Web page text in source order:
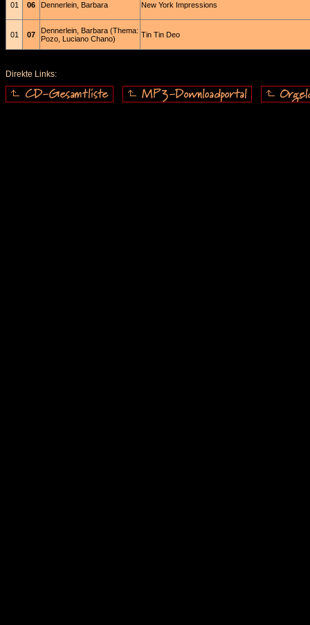
01 06 Dennerlein, Barbara New York Impressions
01 07
Dennerlein, Barbara (Thema:
Pozo, Luciano Chano)
Tin Tin Deo
Direkte Links: